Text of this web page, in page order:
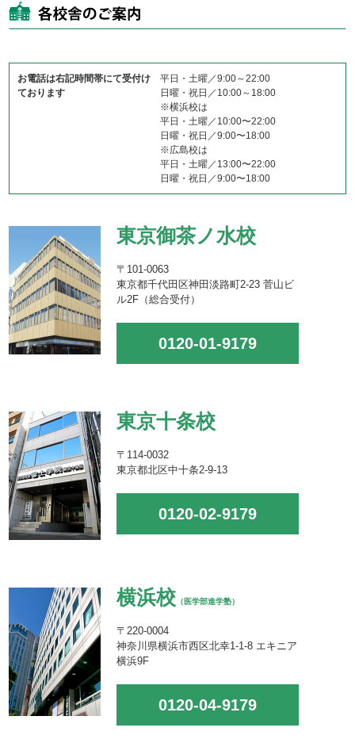
お電話は右記時間帯にて受付け
ております
平日・土曜／9:00～22:00
日曜・祝日／10:00～18:00
※横浜校は
平日・土曜／10:00〜22:00
日曜・祝日／9:00〜18:00
※広島校は
平日・土曜／13:00〜22:00
日曜・祝日／9:00〜18:00
東京御茶ノ水校
〒101-0063
東京都千代田区神田淡路町2-23 菅山ビ
ル2F（総合受付）
0120-01-9179
東京十条校
〒114-0032
東京都北区中十条2-9-13
0120-02-9179
横浜校 （医学部進学塾）
〒220-0004
神奈川県横浜市西区北幸1-1-8 エキニア
横浜9F
0120-04-9179